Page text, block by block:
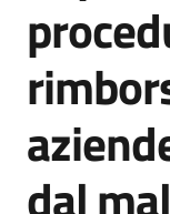
Seguici
su